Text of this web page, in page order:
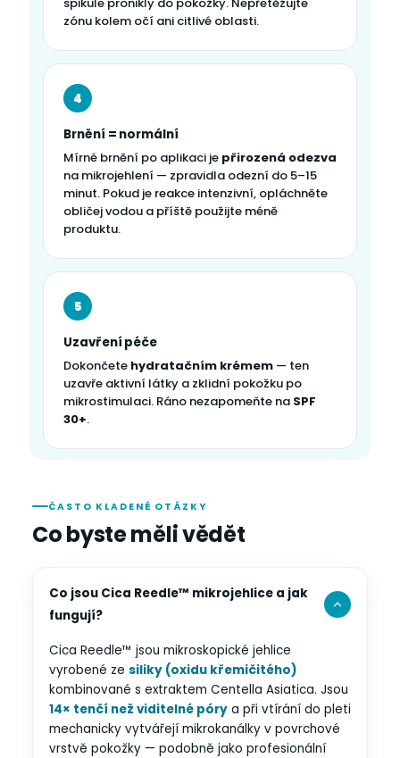
zónu kolem očí ani citlivé oblasti.
4
Brnění = normální
Mírné brnění po aplikaci je přirozená odezva
na mikrojehlení — zpravidla odezní do 5–15
minut. Pokud je reakce intenzivní, opláchněte
obličej vodou a příště použijte méně
produktu.
5
Uzavření péče
Dokončete hydratačním krémem — ten
uzavře aktivní látky a zklidní pokožku po
mikrostimulaci. Ráno nezapomeňte na SPF
30+.
ČASTO KLADENÉ OTÁZKY
Co byste měli vědět
Co jsou Cica Reedle™ mikrojehlice a jak
fungují?
Cica Reedle™ jsou mikroskopické jehlice
vyrobené ze siliky (oxidu křemičitého)
kombinované s extraktem Centella Asiatica. Jsou
14× tenčí než viditelné póry a při vtírání do pleti
mechanicky vytvářejí mikrokanálky v povrchové
vrstvě pokožky — podobně jako profesionální